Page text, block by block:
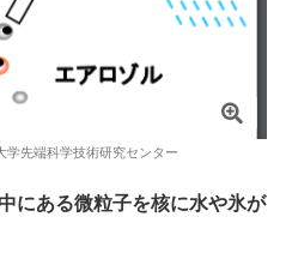
学先端科学技術研究センター
にある微粒子を核に水や氷が